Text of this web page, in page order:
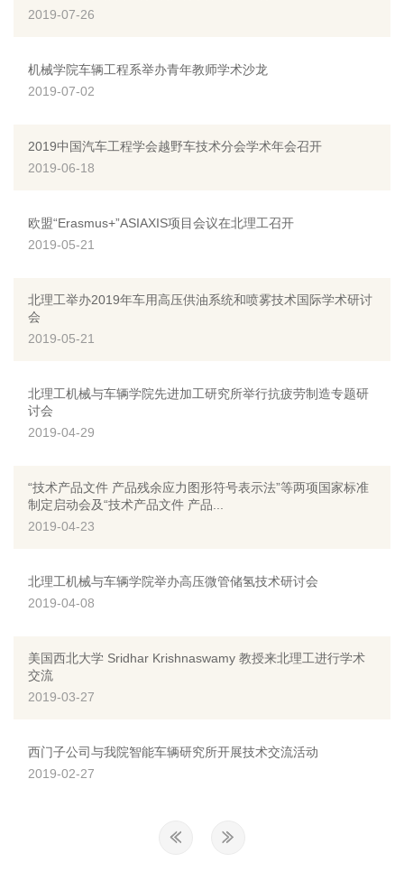
2019-07-26
机械学院车辆工程系举办青年教师学术沙龙
2019-07-02
2019中国汽车工程学会越野车技术分会学术年会召开
2019-06-18
欧盟“Erasmus+”ASIAXIS项目会议在北理工召开
2019-05-21
北理工举办2019年车用高压供油系统和喷雾技术国际学术研讨
会
2019-05-21
北理工机械与车辆学院先进加工研究所举行抗疲劳制造专题研
讨会
2019-04-29
“技术产品文件 产品残余应力图形符号表示法”等两项国家标准
制定启动会及“技术产品文件 产品...
2019-04-23
北理工机械与车辆学院举办高压微管储氢技术研讨会
2019-04-08
美国西北大学 Sridhar Krishnaswamy 教授来北理工进行学术
交流
2019-03-27
西门子公司与我院智能车辆研究所开展技术交流活动
2019-02-27